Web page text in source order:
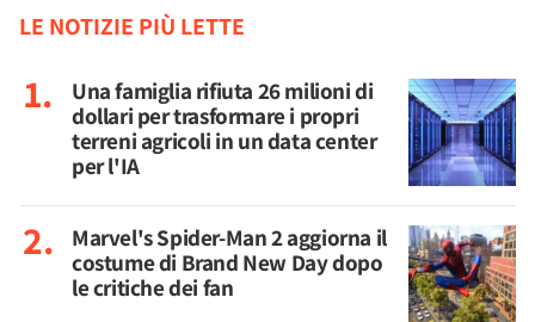
LE NOTIZIE PIÙ LETTE
Una famiglia rifiuta 26 milioni di
dollari per trasformare i propri
terreni agricoli in un data center
per l'IA
Marvel's Spider-Man 2 aggiorna il
costume di Brand New Day dopo
le critiche dei fan